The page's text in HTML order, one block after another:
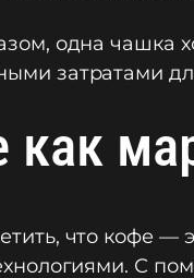
одна чашка
затратами
как
что кофе —
С